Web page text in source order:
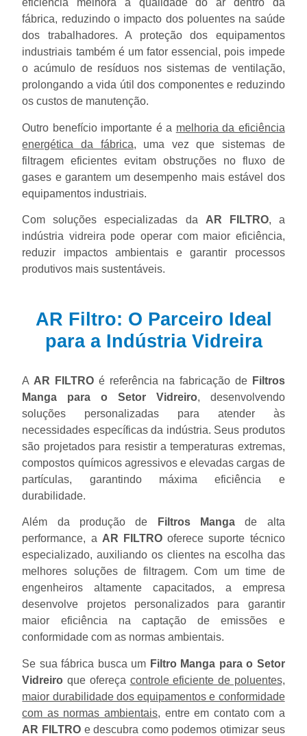
eficiência melhora a qualidade do ar dentro da
fábrica, reduzindo o impacto dos poluentes na saúde
dos trabalhadores. A proteção dos equipamentos
industriais também é um fator essencial, pois impede
o acúmulo de resíduos nos sistemas de ventilação,
prolongando a vida útil dos componentes e reduzindo
os custos de manutenção.
Outro benefício importante é a melhoria da eficiência
energética da fábrica, uma vez que sistemas de
filtragem eficientes evitam obstruções no fluxo de
gases e garantem um desempenho mais estável dos
equipamentos industriais.
Com soluções especializadas da AR FILTRO, a
indústria vidreira pode operar com maior eficiência,
reduzir impactos ambientais e garantir processos
produtivos mais sustentáveis.
AR Filtro: O Parceiro Ideal
para a Indústria Vidreira
A AR FILTROé referência na fabricação de Filtros
Manga para o Setor Vidreiro, desenvolvendo
soluções personalizadas para atender às
necessidades específicas da indústria. Seus produtos
são projetados para resistir a temperaturas extremas,
compostos químicos agressivos e elevadas cargas de
partículas, garantindo máxima eficiência e
durabilidade.
Além da produção de Filtros Mangade alta
performance, a AR FILTRO oferece suporte técnico
especializado, auxiliando os clientes na escolha das
melhores soluções de filtragem. Com um time de
engenheiros altamente capacitados, a empresa
desenvolve projetos personalizados para garantir
maior eficiência na captação de emissões e
conformidade com as normas ambientais.
Se sua fábrica busca um Filtro Manga para o Setor
Vidreiro que ofereça controle eficiente de poluentes,
maior durabilidade dos equipamentos e conformidade
com as normas ambientais, entre em contato com a
AR FILTRO e descubra como podemos otimizar seus